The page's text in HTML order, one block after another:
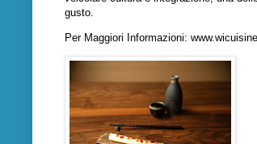
gusto.
Per Maggiori Informazioni: